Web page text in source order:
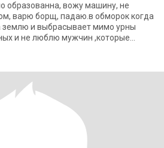
образованна, вожу машину, не
варю борщ, падаю.в обморок когда
землю и выбрасывает мимо урны